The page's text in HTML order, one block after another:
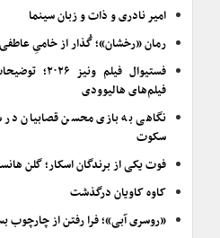
امیر نادری و ذات و زبان سینما
رمان «رخشان»؛ گُذار از خامیِ
فستیوال
فیلم‌های هالیوودی
نگاهی به بازی محسن قصابیان
سکوت
فوت یکی از برندگان اسکار؛ گلن
کاوه کاویان درگذشت
«روسری آبی»؛ فرا رفتن از چارچوب